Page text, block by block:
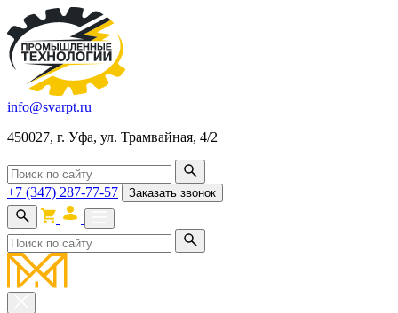
info@svarpt.ru
450027, г. Уфа, ул. Трамвайная, 4/2
+7 (347) 287-77-57 Заказать звонок